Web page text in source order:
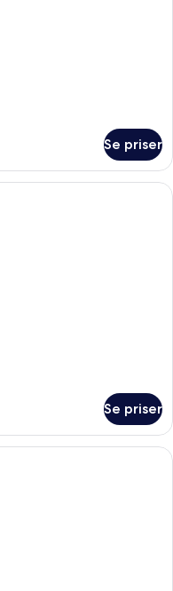
Se priser
(Acropolis View) | Sengetøy
Se priser
– superior |